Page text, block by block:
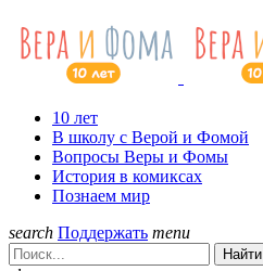
10 лет
В школу с Верой и Фомой
Вопросы Веры и Фомы
История в комиксах
Познаем мир
search Поддержать menu
Найти